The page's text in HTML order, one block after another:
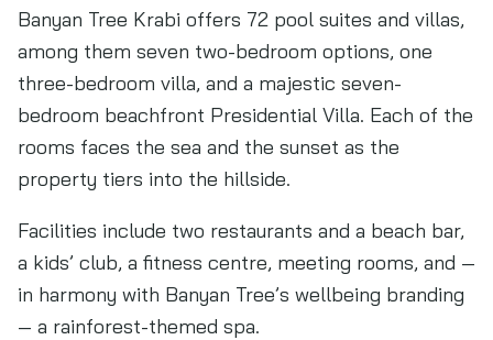
Banyan Tree Krabi offers 72 pool suites and villas,
among them seven two-bedroom options, one
three-bedroom villa, and a majestic seven-
bedroom beachfront Presidential Villa. Each of the
rooms faces the sea and the sunset as the
property tiers into the hillside.
Facilities include two restaurants and a beach bar,
a kids’ club, a fitness centre, meeting rooms, and —
in harmony with Banyan Tree’s wellbeing branding
— a rainforest-themed spa.